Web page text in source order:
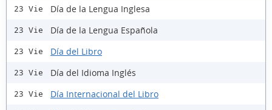
23 Vie Día de la Lengua Inglesa
23 Vie Día de la Lengua Española
23 Vie Día del Libro
23 Vie Día del Idioma Inglés
23 Vie Día Internacional del Libro